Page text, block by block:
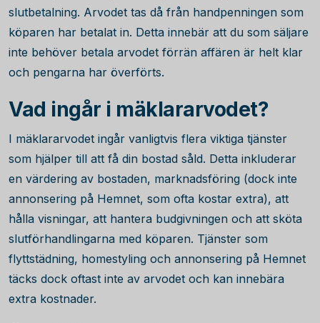
slutbetalning. Arvodet tas då från handpenningen som
köparen har betalat in. Detta innebär att du som säljare
inte behöver betala arvodet förrän affären är helt klar
och pengarna har överförts.
Vad ingår i mäklararvodet?
I mäklararvodet ingår vanligtvis flera viktiga tjänster
som hjälper till att få din bostad såld. Detta inkluderar
en värdering av bostaden, marknadsföring (dock inte
annonsering på Hemnet, som ofta kostar extra), att
hålla visningar, att hantera budgivningen och att sköta
slutförhandlingarna med köparen. Tjänster som
flyttstädning, homestyling och annonsering på Hemnet
täcks dock oftast inte av arvodet och kan innebära
extra kostnader.